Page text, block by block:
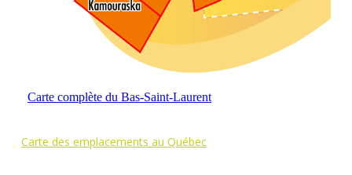
Carte des emplacements au Québec